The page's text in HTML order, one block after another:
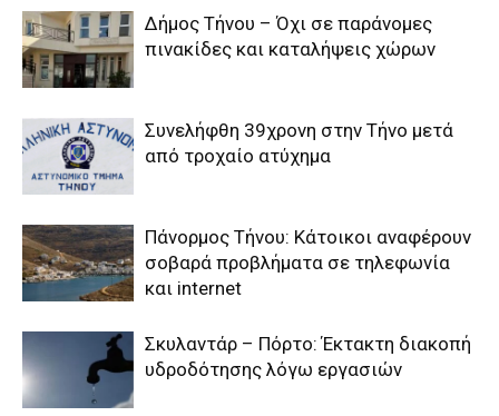
Δήμος Τήνου – Όχι σε παράνομες
πινακίδες και καταλήψεις χώρων
Συνελήφθη 39χρονη στην Τήνο μετά
από τροχαίο ατύχημα
Πάνορμος Τήνου: Κάτοικοι αναφέρουν
σοβαρά προβλήματα σε τηλεφωνία
και internet
Σκυλαντάρ – Πόρτο: Έκτακτη διακοπή
υδροδότησης λόγω εργασιών